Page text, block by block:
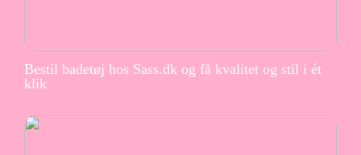
Bestil badetøj hos Sass.dk og få kvalitet og stil i ét
klik